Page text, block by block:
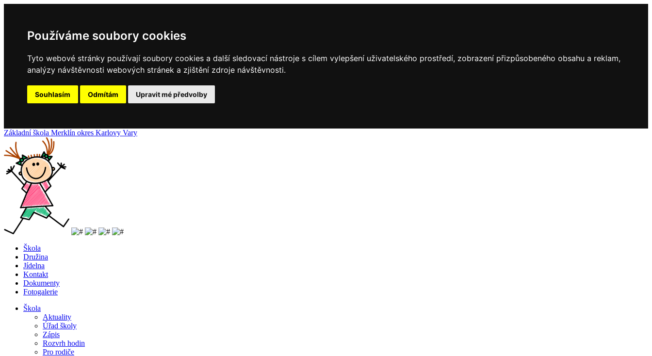
Používáme soubory cookies
Tyto webové stránky používají soubory cookies a další sledovací nástroje s cílem vylepšení uživatelského prostředí, zobrazení přizpůsobeného obsahu a reklam,
analýzy návštěvnosti webových stránek a zjištění zdroje návštěvnosti.
Souhlasím Odmítám Upravit mé předvolby
Základníškola Merklín okres Karlovy Vary
Škola
Družina
Jídelna
Kontakt
Dokumenty
Fotogalerie
Škola
Aktuality
Úřad školy
Zápis
Rozvrh hodin
Pro rodiče